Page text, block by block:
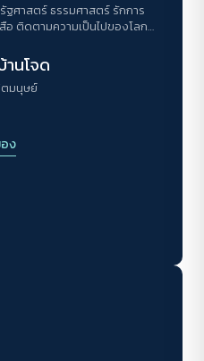
ศาสตร์ ธรรมศาสตร์ รักการ
อ ติดตามความเป็นไปของโลก
ว่างอ่านนิยาย ดูหนังสืบสวน
เวอร์พูล เชื่อมั่นในพลังของการ
ยสติปัญญาและพลังของคน
นโจด
มนุษย์
ง